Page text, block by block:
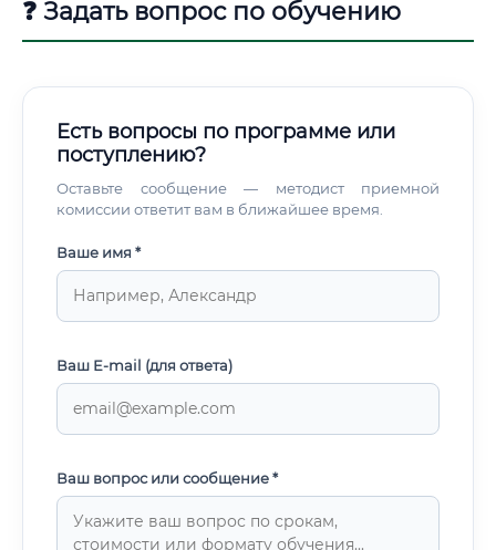
❓ Задать вопрос по обучению
Есть вопросы по программе или
поступлению?
Оставьте сообщение — методист приемной
комиссии ответит вам в ближайшее время.
Ваше имя *
Ваш E-mail (для ответа)
Ваш вопрос или сообщение *